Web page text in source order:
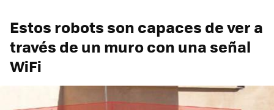
Estos robots son capaces de ver a
través de un muro con una señal
WiFi